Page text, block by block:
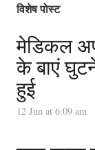
विशेष पोस्ट
मेडिकल
के बाएं
हुई
12 Jun at 6:09 am